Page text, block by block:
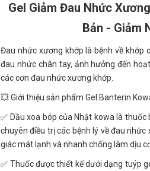
Gel Giảm Đau Nhức
Bản - Giảm
Đau nhức xương khớp là bệnh về khớp
đau nhức chân tay, ảnh hưởng đến
các cơn đau nhức xương khớp.
💥 Giới thiệu sản phẩm Gel Banterin
✅ Dầu xoa bóp của Nhật kowa là
chuyên điều trị các bệnh lý về đau
giác mát lạnh và nhanh chống làm dịu
✅ Thuốc được thiết kế dưới dạng tuýp